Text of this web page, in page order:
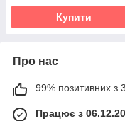
Купити
Про нас
99% позитивних з
Працює з